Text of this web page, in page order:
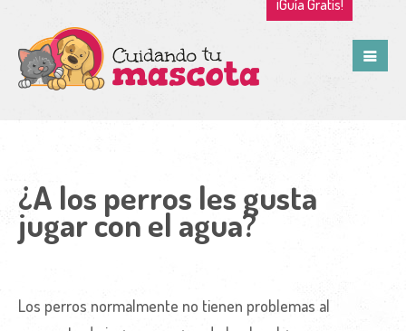
¡Guía Gratis!
¿A los perros les gusta
jugar con el agua?
Los perros normalmente no tienen problemas al